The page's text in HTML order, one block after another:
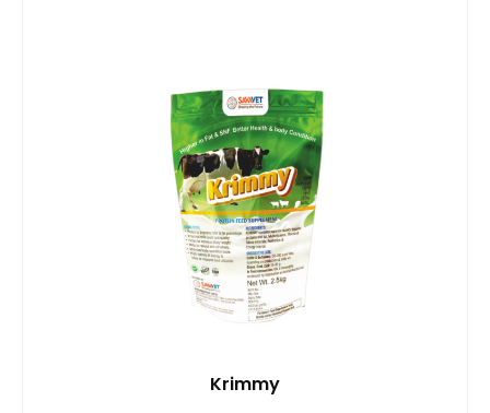
Krimmy